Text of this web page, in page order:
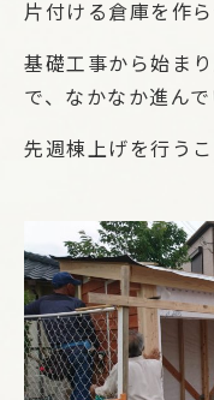
片付ける倉庫を作
基礎工事から始ま
で、なかなか進ん
先週棟上げを行う